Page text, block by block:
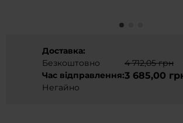
Доставка:
Безкоштовно
Час відправлення:
Негайно
4 712,05 грн
3 685,00